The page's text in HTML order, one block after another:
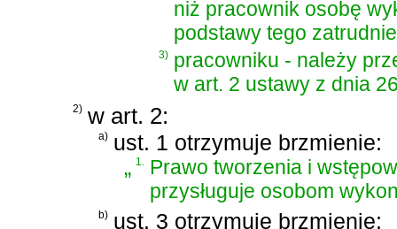
niż pracownik osobę
podstawy tego
3) pracowniku - należy
w art. 2 ustawy z dnia
2) w art. 2:
a) ust. 1 otrzymuje brzmienie:
„1. Prawo tworzenia i
przysługuje osobom
b) ust. 3 otrzymuje brzmienie: